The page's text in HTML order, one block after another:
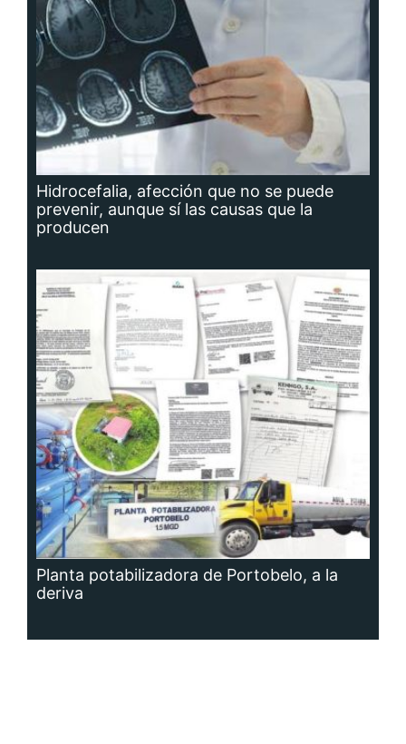
Hidrocefalia, afección que no se puede
prevenir, aunque sí las causas que la
producen
Planta potabilizadora de Portobelo, a la
deriva